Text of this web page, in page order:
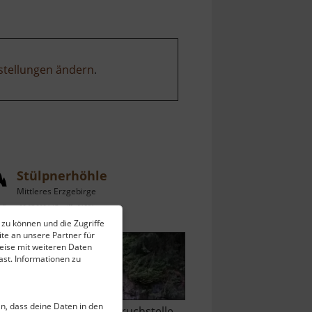
können und die Zugriffe
an unsere Partner für
mit weiteren Daten
Informationen zu
dass deine Daten in den
ändern.
Stülpnerhöhle
Mittleres Erzgebirge
vom 23.07.2024 / Zugriffe: 81581
vom aktuellen Standort